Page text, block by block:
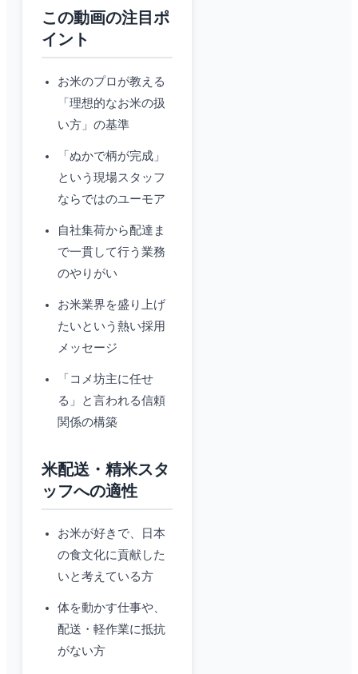
この動画の注目ポ
イント
お米のプロが教える
「理想的なお米の扱
い方」の基準
「ぬかで柄が完成」
という現場スタッフ
ならではのユーモア
自社集荷から配達ま
で一貫して行う業務
のやりがい
お米業界を盛り上げ
たいという熱い採用
メッセージ
「コメ坊主に任せ
る」と言われる信頼
関係の構築
米配送・精米スタ
ッフへの適性
お米が好きで、日本
の食文化に貢献した
いと考えている方
体を動かす仕事や、
配送・軽作業に抵抗
がない方